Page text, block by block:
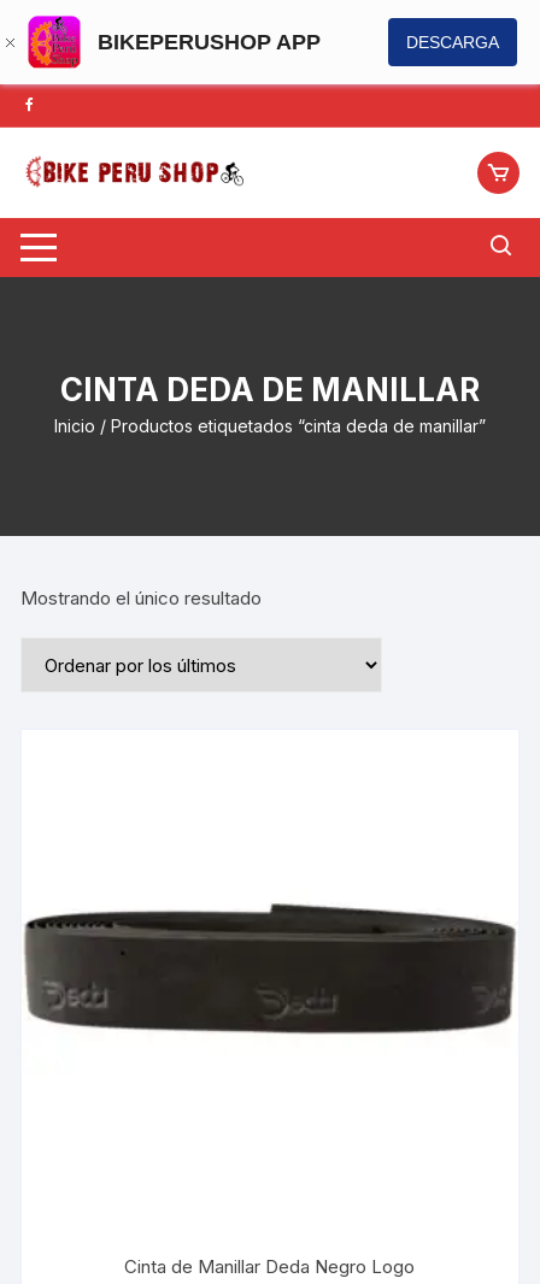
BIKEPERUSHOP APP DESCARGA
Saltar
al
contenido
CINTA DEDA DE MANILLAR
Inicio / Productos etiquetados “cinta deda de manillar”
Mostrando el único resultado
Cinta de Manillar Deda Negro Logo